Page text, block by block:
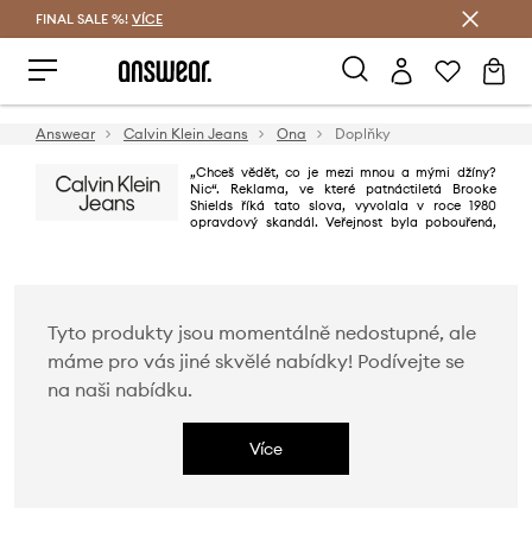
FINAL SALE %! VÍCE
Answear Calvin Klein Jeans Ona Doplňky
„Chceš vědět, co je mezi mnou a mými džíny?
Nic“. Reklama, ve které patnáctiletá Brooke
Shields říká tato slova, vyvolala v roce 1980
opravdový skandál. Veřejnost byla pobouřená,
Tyto produkty jsou momentálně nedostupné, ale
máme pro vás jiné skvělé nabídky! Podívejte se
na naši nabídku.
Více